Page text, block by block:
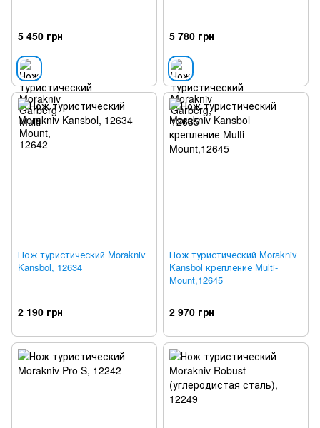
5 450 грн 5 780 грн
Нож туристический Morakniv
Kansbol, 12634
2 190 грн
Нож туристический Morakniv
Kansbol крепление Multi-
Mount,12645
2 970 грн